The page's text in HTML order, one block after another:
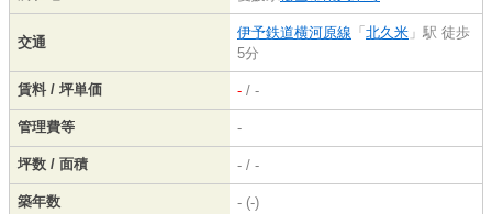
交通
伊予鉄道横河原線 「 北久米 」駅 徒歩
5分
賃料 / 坪単価 - / -
管理費等 -
坪数 / 面積 - / -
築年数 - (-)